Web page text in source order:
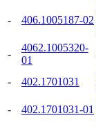
- 406.1005187-02
-
4062.1005320-
01
-
402.1701031
-
402.1701031-01